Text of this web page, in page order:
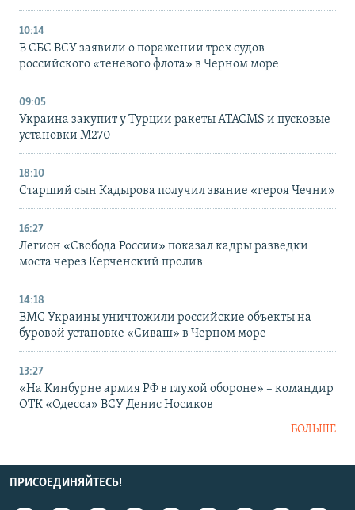
10:14
В СБС ВСУ заявили о поражении трех судов
российского «теневого флота» в Черном море
09:05
Украина закупит у Турции ракеты ATACMS и пусковые
установки M270
18:10
Старший сын Кадырова получил звание «героя Чечни»
16:27
Легион «Свобода России» показал кадры разведки
моста через Керченский пролив
14:18
ВМС Украины уничтожили российские объекты на
буровой установке «Сиваш» в Черном море
13:27
«На Кинбурне армия РФ в глухой обороне» – командир
ОТК «Одесса» ВСУ Денис Носиков
БОЛЬШЕ
ПРИСОЕДИНЯЙТЕСЬ!